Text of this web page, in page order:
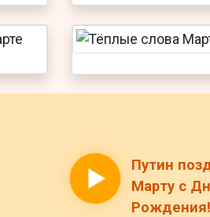
Путин
Марту с
Рождения!